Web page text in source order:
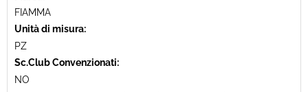
FIAMMA
Unità di misura:
PZ
Sc.Club Convenzionati:
NO